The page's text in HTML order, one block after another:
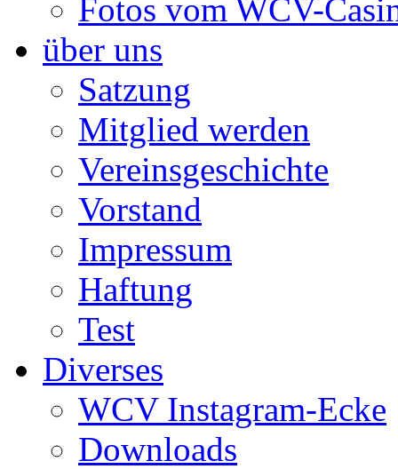
Fotos vom WCV-
über uns
Satzung
Mitglied werden
Vereinsgeschichte
Vorstand
Impressum
Haftung
Test
Diverses
WCV Instagram-Ecke
Downloads